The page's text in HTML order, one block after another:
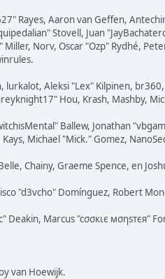
Rayes, Aaron van Geffen,
Stovell, Juan
Miller, Norv, Oscar "Ozp" Rydhé,
Aleksi "Lex" Kilpinen,
Hou, Krash, Mashby,
Ballew, Jonathan
Michael "Mick." Gomez,
Chainy, Graeme Spence, en
"d3vcho" Domínguez, Robert
Deakin, Marcus "cσσкιє мσηѕтєя"
van Hoewijk.